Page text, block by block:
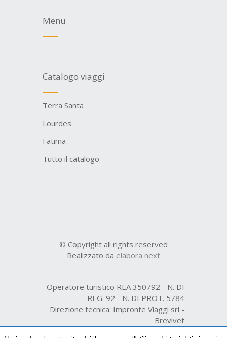
Menu
Catalogo viaggi
Terra Santa
Lourdes
Fatima
Tutto il catalogo
© Copyright all rights reserved
Realizzato da elabora next
Operatore turistico REA 350792 - N. DI
REG: 92 - N. DI PROT. 5784
Direzione tecnica: Impronte Viaggi srl -
Brevivet